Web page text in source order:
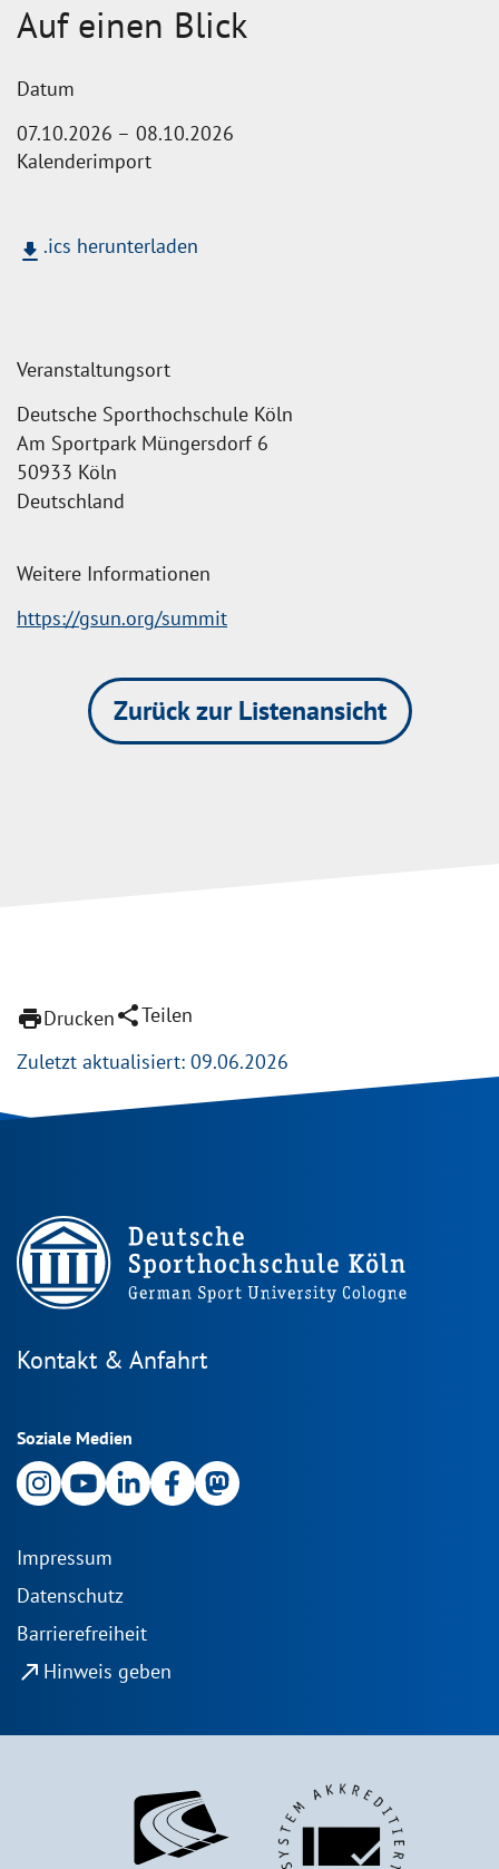
Auf einen Blick
Datum
07.10.2026 – bis
08.10.2026
Kalenderimport
download .ics herunterladen
Veranstaltungsort
Deutsche Sporthochschule Köln
Am Sportpark Müngersdorf 6
50933 Köln
Deutschland
Weitere Informationen
https://gsun.org/summit
Zurück zur Listenansicht
printDruckenshareTeilen
Zuletzt aktualisiert: 09.06.2026
Kontakt & Anfahrt
Soziale Medien
Impressum
Datenschutz
Barrierefreiheit
north_east Hinweis geben